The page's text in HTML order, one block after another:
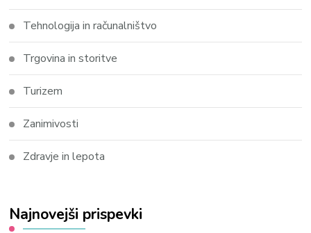
Tehnologija in računalništvo
Trgovina in storitve
Turizem
Zanimivosti
Zdravje in lepota
Najnovejši prispevki